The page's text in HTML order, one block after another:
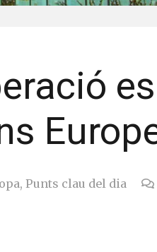
,Punts clau del dia